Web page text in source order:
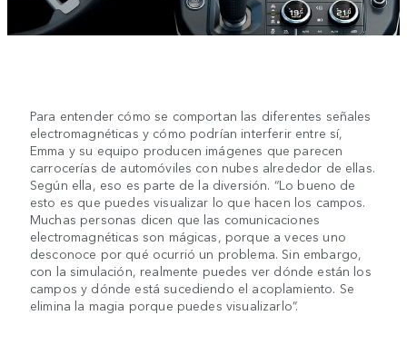
Para entender cómo se comportan las diferentes señales
electromagnéticas y cómo podrían interferir entre sí,
Emma y su equipo producen imágenes que parecen
carrocerías de automóviles con nubes alrededor de ellas.
Según ella, eso es parte de la diversión. “Lo bueno de
esto es que puedes visualizar lo que hacen los campos.
Muchas personas dicen que las comunicaciones
electromagnéticas son mágicas, porque a veces uno
desconoce por qué ocurrió un problema. Sin embargo,
con la simulación, realmente puedes ver dónde están los
campos y dónde está sucediendo el acoplamiento. Se
elimina la magia porque puedes visualizarlo”.